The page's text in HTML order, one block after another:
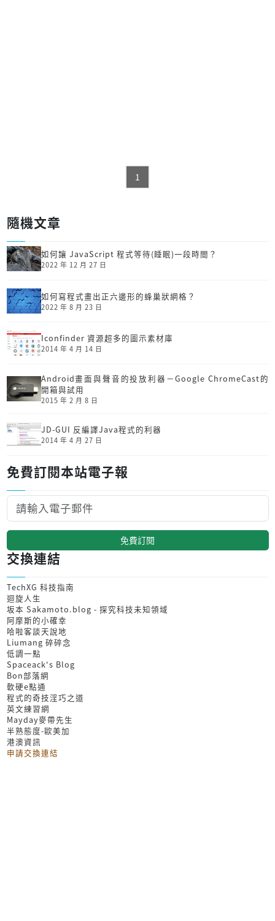
1
隨機文章
如何讓 JavaScript 程式等待(睡眠)一段時間？
2022 年 12 月 27 日
如何寫程式畫出正六邊形的蜂巢狀網格？
2022 年 8 月 23 日
Iconfinder 資源超多的圖示素材庫
2014 年 4 月 14 日
Android畫面與聲音的投放利器－Google ChromeCast的
開箱與試用
2015 年 2 月 8 日
JD-GUI 反編譯Java程式的利器
2014 年 4 月 27 日
免費訂閱本站電子報
免費訂閱
交換連結
TechXG 科技指南
迴旋人生
坂本 Sakamoto.blog - 探究科技未知領域
阿摩斯的小確幸
哈啦客談天說地
Liumang 碎碎念
低調一點
Spaceack's Blog
Bon部落網
軟硬e點通
程式的奇技淫巧之道
英文練習網
Mayday麥帶先生
半熟態度-歐美加
港澳資訊
申請交換連結